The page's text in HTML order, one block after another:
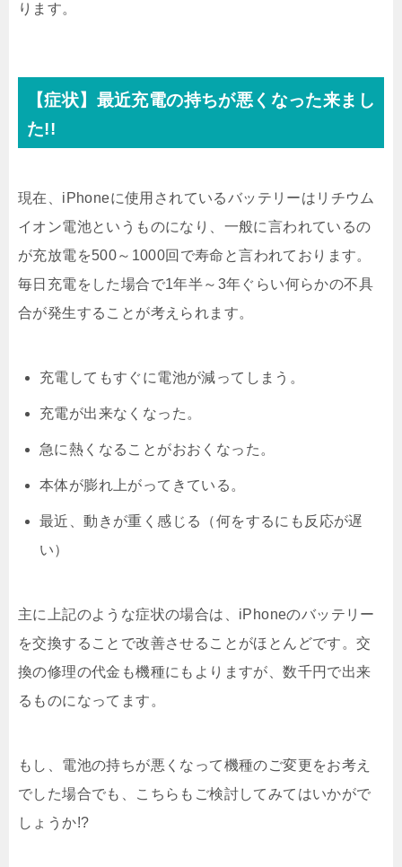
ります。
【症状】最近充電の持ちが悪くなった来まし
た!!
現在、iPhoneに使用されているバッテリーはリチウム
イオン電池というものになり、一般に言われているの
が充放電を500～1000回で寿命と言われております。
毎日充電をした場合で1年半～3年ぐらい何らかの不具
合が発生することが考えられます。
充電してもすぐに電池が減ってしまう。
充電が出来なくなった。
急に熱くなることがおおくなった。
本体が膨れ上がってきている。
最近、動きが重く感じる（何をするにも反応が遅
い）
主に上記のような症状の場合は、iPhoneのバッテリー
を交換することで改善させることがほとんどです。交
換の修理の代金も機種にもよりますが、数千円で出来
るものになってます。
もし、電池の持ちが悪くなって機種のご変更をお考え
でした場合でも、こちらもご検討してみてはいかがで
しょうか!?